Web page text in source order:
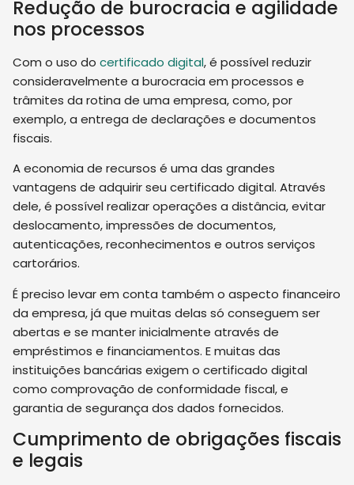
Redução de burocracia e agilidade
nos processos
Com o uso do certificado digital, é possível reduzir
consideravelmente a burocracia em processos e
trâmites da rotina de uma empresa, como, por
exemplo, a entrega de declarações e documentos
fiscais.
A economia de recursos é uma das grandes
vantagens de adquirir seu certificado digital. Através
dele, é possível realizar operações a distância, evitar
deslocamento, impressões de documentos,
autenticações, reconhecimentos e outros serviços
cartorários.
É preciso levar em conta também o aspecto financeiro
da empresa, já que muitas delas só conseguem ser
abertas e se manter inicialmente através de
empréstimos e financiamentos. E muitas das
instituições bancárias exigem o certificado digital
como comprovação de conformidade fiscal, e
garantia de segurança dos dados fornecidos.
Cumprimento de obrigações fiscais
e legais